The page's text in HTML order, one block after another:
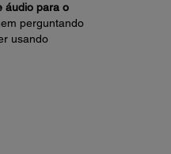
áudio para o
perguntando
usando